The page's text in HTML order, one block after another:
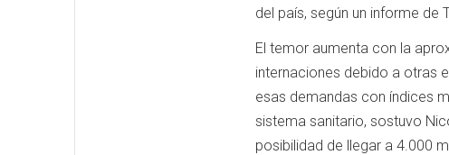
del país, según un informe de
El temor aumenta con la
internaciones debido a otras
esas demandas con índices
sistema sanitario, sostuvo
posibilidad de llegar a 4.000